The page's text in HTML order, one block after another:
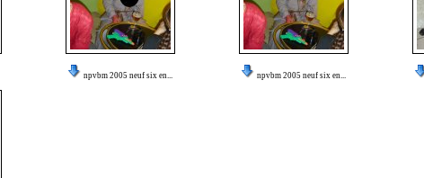
npvbm 2005 neuf six en... npvbm 2005 neuf six en...